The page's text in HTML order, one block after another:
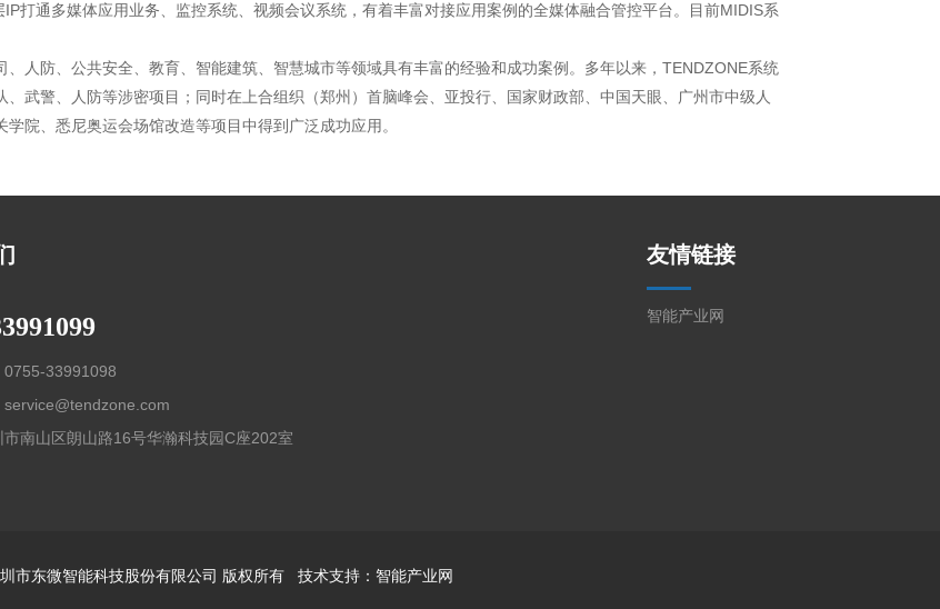
打通多媒体应用业务、监控系统、视频会议系统，有着丰富对接应用案例的全媒体融合管控平台。目前MIDIS系
人防、公共安全、教育、智能建筑、智慧城市等领域具有丰富的经验和成功案例。多年以来，TENDZONE系统
武警、人防等涉密项目；同时在上合组织（郑州）首脑峰会、亚投行、国家财政部、中国天眼、广州市中级人
院、悉尼奥运会场馆改造等项目中得到广泛成功应用。
0755-33991098
service@tendzone.com
市南山区朗山路16号华瀚科技园C座202室
友情链接
智能产业网
市东微智能科技股份有限公司 版权所有 技术支持： 智能产业网